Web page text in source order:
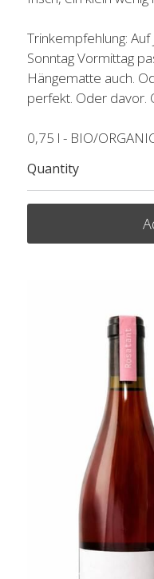
Trinkempfehlung: Auf
Sonntag Vormittag
Hängematte auch.
perfekt. Oder davor.
0,75 l - BIO/
Quantity